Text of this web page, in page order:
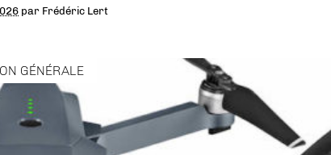
par Frédéric Lert
GÉNÉRALE